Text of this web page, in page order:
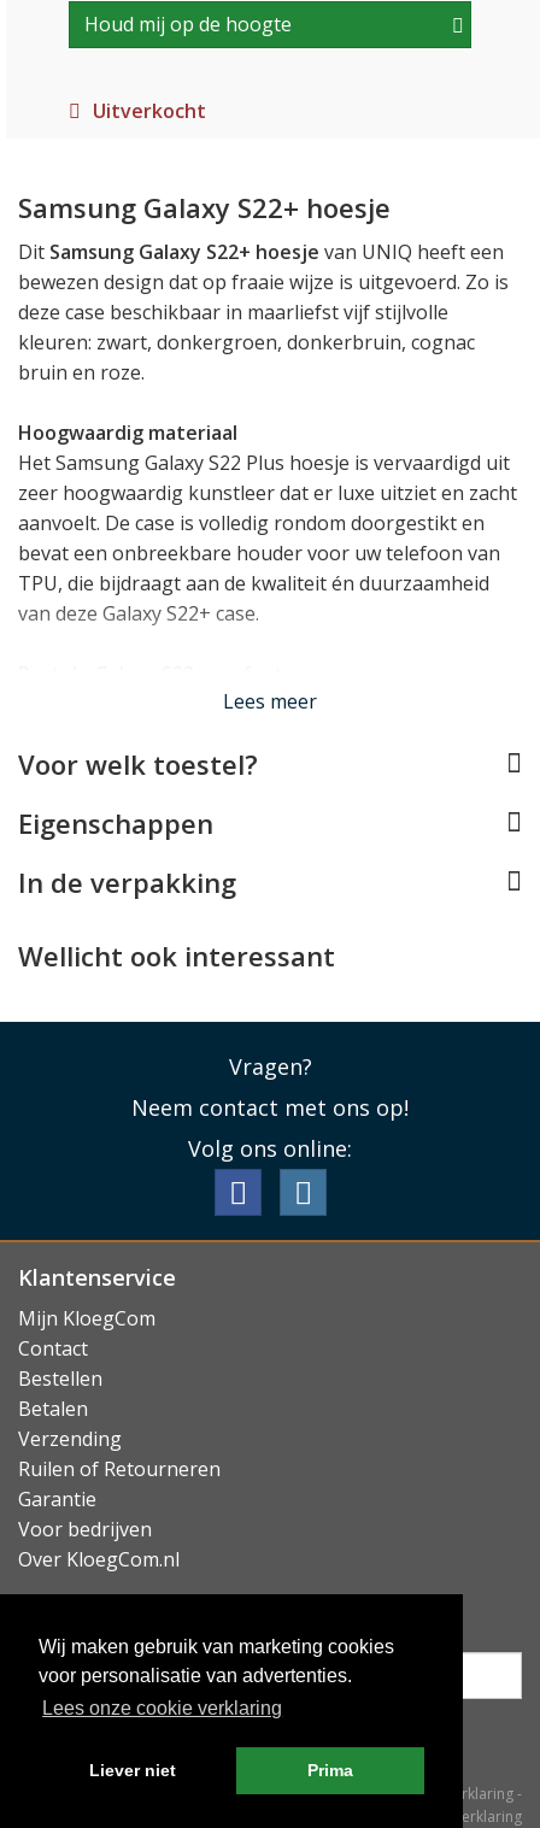
Wij maken gebruik van marketing cookies
voor personalisatie van advertenties.
Lees onze cookie verklaring
Liever niet Prima
Houd mij op de hoogte
Uitverkocht
Samsung Galaxy S22+ hoesje
Dit Samsung Galaxy S22+ hoesje van UNIQ heeft een
bewezen design dat op fraaie wijze is uitgevoerd. Zo is
deze case beschikbaar in maarliefst vijf stijlvolle
kleuren: zwart, donkergroen, donkerbruin, cognac
bruin en roze.
Hoogwaardig materiaal
Het Samsung Galaxy S22 Plus hoesje is vervaardigd uit
zeer hoogwaardig kunstleer dat er luxe uitziet en zacht
aanvoelt. De case is volledig rondom doorgestikt en
bevat een onbreekbare houder voor uw telefoon van
TPU, die bijdraagt aan de kwaliteit én duurzaamheid
van deze Galaxy S22+ case.
Dit Samsung Galaxy S22 Plus hoesje is zo ontworpen
ontwerp rekening gehouden met alle toetsen,
Lees meer
Voor welk toestel?
Eigenschappen
In de verpakking
Wellicht ook interessant
Vragen?
Neem contact met ons op!
Volg ons online:
Klantenservice
Mijn KloegCom
Contact
Bestellen
Betalen
Verzending
Ruilen of Retourneren
Garantie
Voor bedrijven
Over KloegCom.nl
Algemene voorwaarden-Cookieverklaring-
Privacyverklaring